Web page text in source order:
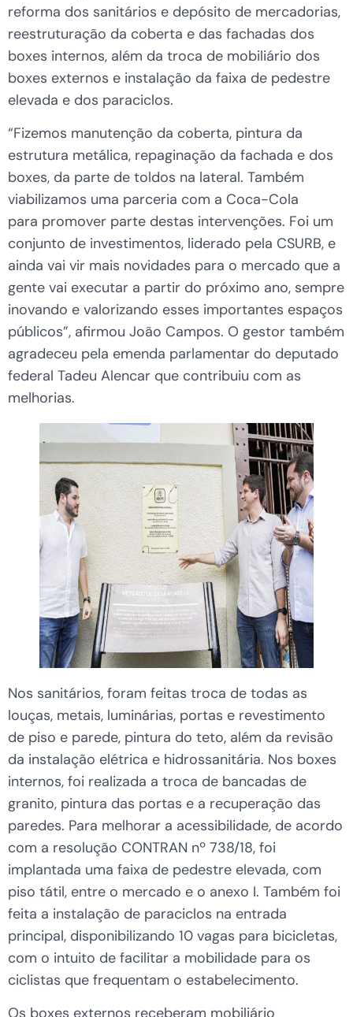
reforma dos sanitários e depósito de mercadorias,
reestruturação da coberta e das fachadas dos
boxes internos, além da troca de mobiliário dos
boxes externos e instalação da faixa de pedestre
elevada e dos paraciclos.
“Fizemos manutenção da coberta, pintura da
estrutura metálica, repaginação da fachada e dos
boxes, da parte de toldos na lateral. Também
viabilizamos uma parceria com a Coca-Cola
para promover parte destas intervenções. Foi um
conjunto de investimentos, liderado pela CSURB, e
ainda vai vir mais novidades para o mercado que a
gente vai executar a partir do próximo ano, sempre
inovando e valorizando esses importantes espaços
públicos”, afirmou João Campos. O gestor também
agradeceu pela emenda parlamentar do deputado
federal Tadeu Alencar que contribuiu com as
melhorias.
Nos sanitários, foram feitas troca de todas as
louças, metais, luminárias, portas e revestimento
de piso e parede, pintura do teto, além da revisão
da instalação elétrica e hidrossanitária. Nos boxes
internos, foi realizada a troca de bancadas de
granito, pintura das portas e a recuperação das
paredes. Para melhorar a acessibilidade, de acordo
com a resolução CONTRAN nº 738/18, foi
implantada uma faixa de pedestre elevada, com
piso tátil, entre o mercado e o anexo I. Também foi
feita a instalação de paraciclos na entrada
principal, disponibilizando 10 vagas para bicicletas,
com o intuito de facilitar a mobilidade para os
ciclistas que frequentam o estabelecimento.